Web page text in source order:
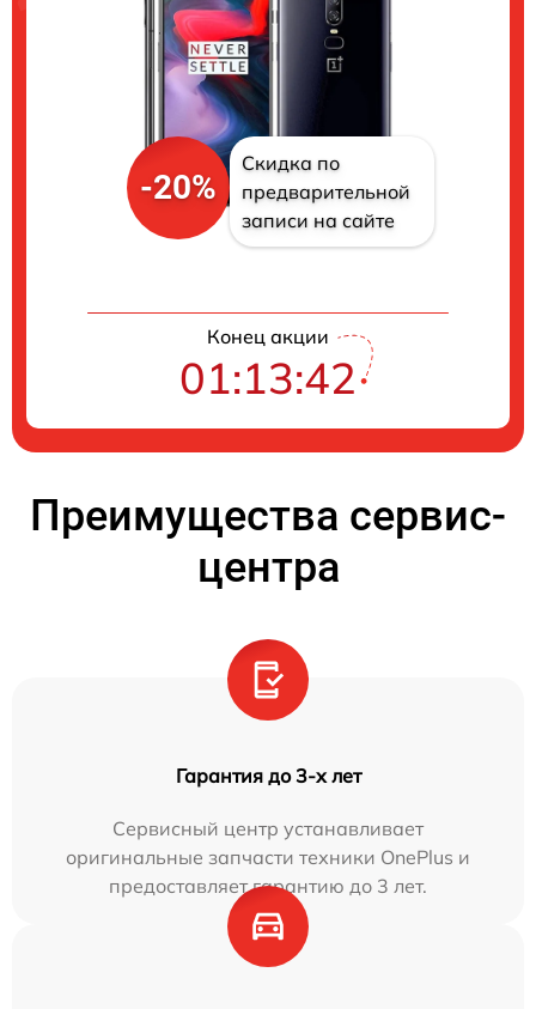
-20%
Скидка по
предварительной
записи на сайте
Конец акции
01:13:41
Преимущества сервис-
центра
Гарантия до 3-х лет
Сервисный центр устанавливает
оригинальные запчасти техники OnePlus и
предоставляет гарантию до 3 лет.